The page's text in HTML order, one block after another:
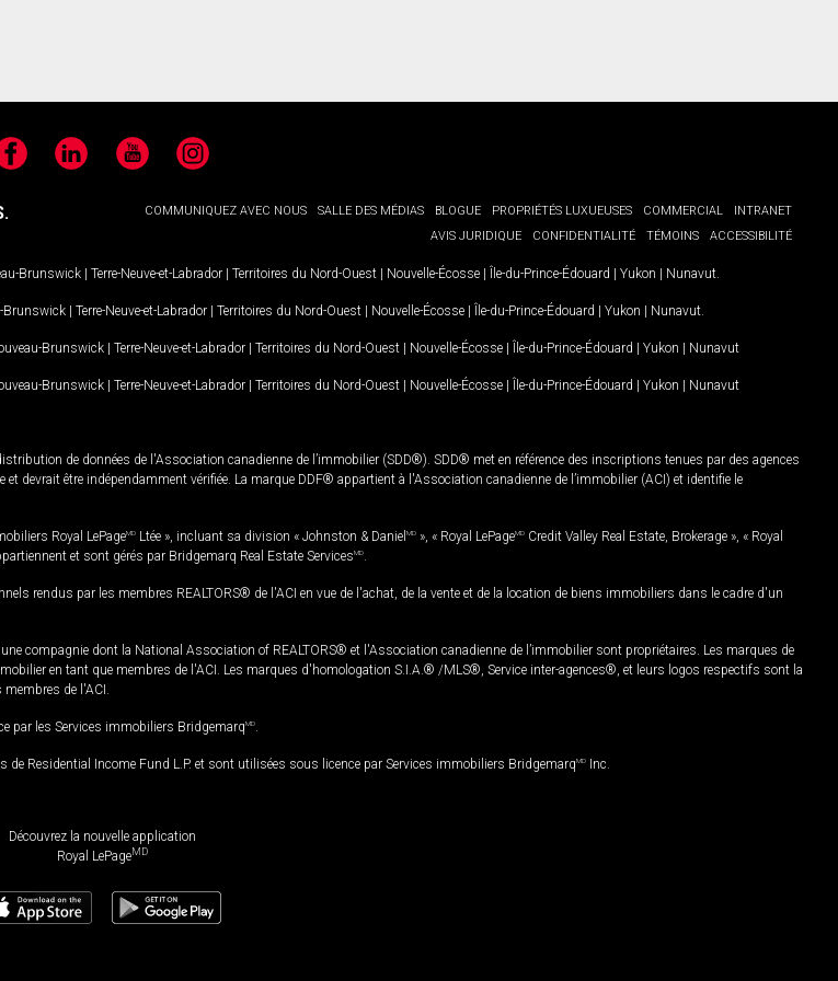
LinkedIn YouTubeInstagram
COMMUNIQUEZ AVEC NOUS SALLE DES MÉDIAS BLOGUE PROPRIÉTÉS LUXUEUSES COMMERCIAL
INTRANET
AVIS JURIDIQUE
CONFIDENTIALITÉ TÉMOINS ACCESSIBILITÉ
Brunswick | Terre-Neuve-et-Labrador | Territoires du Nord-Ouest | Nouvelle-Écosse | Île-du-Prince-Édouard | Yukon | Nunavut
Brunswick | Terre-Neuve-et-Labrador | Territoires du Nord-Ouest | Nouvelle-Écosse | Île-du-Prince-Édouard | Yukon | Nunavut
Brunswick | Terre-Neuve-et-Labrador | Territoires du Nord-Ouest | Nouvelle-Écosse | Île-du-Prince-Édouard | Yukon | Nunavut
Brunswick | Terre-Neuve-et-Labrador | Territoires du Nord-Ouest | Nouvelle-Écosse | Île-du-Prince-Édouard | Yukon | Nunavut
de données de l'Association canadienne de l’immobilier (SDD®). SDD® met en référence des inscriptions tenues par des agences
être indépendamment vérifiée. La marque DDF® appartient à l'Association canadienne de l’immobilier (ACI) et identifie le
Royal LePageMD Ltée », incluant sa division « Johnston & Daniel MD », « Royal LePageMD Credit Valley Real Estate, Brokerage », « Royal
et sont gérés par Bridgemarq Real Estate ServicesMD
rendus par les membres REALTORS® de l'ACI en vue de l'achat, de la vente et de la location de biens immobiliers dans le cadre d'un
compagnie dont la National Association of REALTORS® et l'Association canadienne de l’immobilier sont propriétaires. Les marques de
en tant que membres de l'ACI. Les marques d'homologation S.I.A.® /MLS®, Service inter-agences®, et leurs logos respectifs sont la
de l'ACI.
par les Services immobiliers BridgemarqMD
de Residential Income Fund L.P. et sont utilisées sous licence par Services immobiliers BridgemarqMD Inc.
Découvrez la nouvelle application
Royal LePageMD